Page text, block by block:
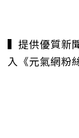
▍提供優質新
入《元氣網粉